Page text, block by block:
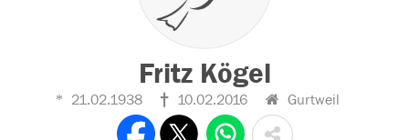
Fritz Kögel
21.02.1938 10.02.2016 Gurtweil